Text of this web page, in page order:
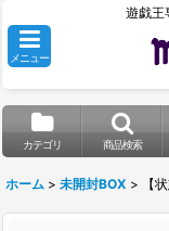
遊戯王
メニュー
カテゴリ 商品検索
ホーム > 未開封BOX > 【